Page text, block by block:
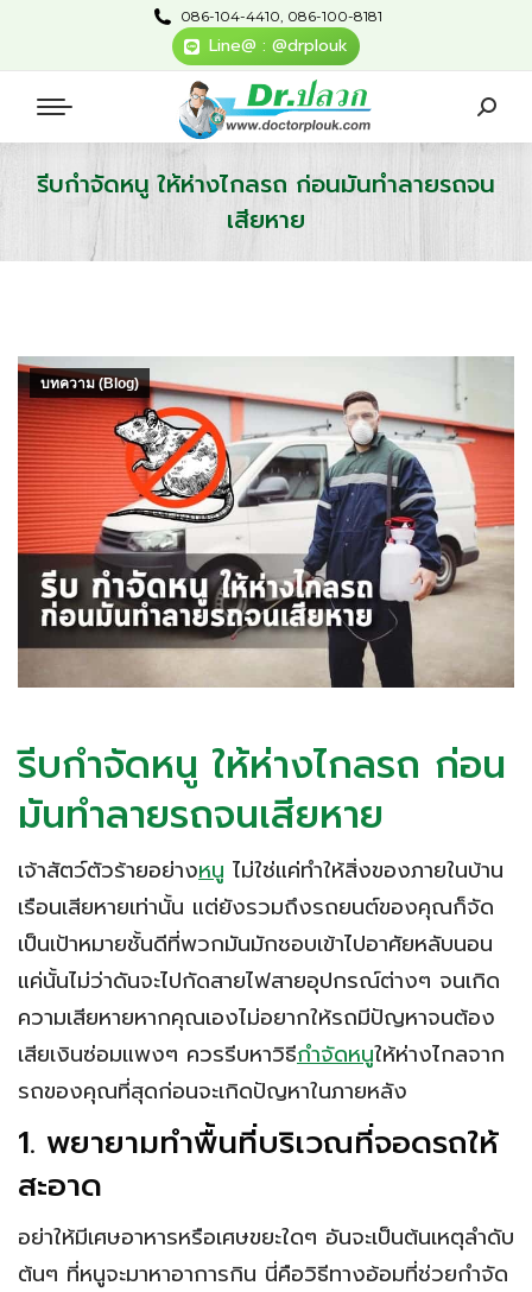
086-104-4410, 086-100-8181
Line@ : @drplouk
รีบกำจัดหนู ให้ห่างไกลรถ ก่อนมันทำลายรถจน
เสียหาย
You are here:
บทความ (Blog)
รีบกำจัดหนู ให้ห่างไกลรถ ก่อน
มันทำลายรถจนเสียหาย
เจ้าสัตว์ตัวร้ายอย่างหนู ไม่ใช่แค่ทำให้สิ่งของภายในบ้าน
เรือนเสียหายเท่านั้น แต่ยังรวมถึงรถยนต์ของคุณก็จัด
เป็นเป้าหมายชั้นดีที่พวกมันมักชอบเข้าไปอาศัยหลับนอน
แค่นั้นไม่ว่าดันจะไปกัดสายไฟสายอุปกรณ์ต่างๆ จนเกิด
ความเสียหายหากคุณเองไม่อยากให้รถมีปัญหาจนต้อง
เสียเงินซ่อมแพงๆ ควรรีบหาวิธีกำจัดหนูให้ห่างไกลจาก
รถของคุณที่สุดก่อนจะเกิดปัญหาในภายหลัง
1. พยายามทำพื้นที่บริเวณที่จอดรถให้
สะอาด
อย่าให้มีเศษอาหารหรือเศษขยะใดๆ อันจะเป็นต้นเหตุลำดับ
ต้นๆ ที่หนูจะมาหาอาการกิน นี่คือวิธีทางอ้อมที่ช่วยกำจัด